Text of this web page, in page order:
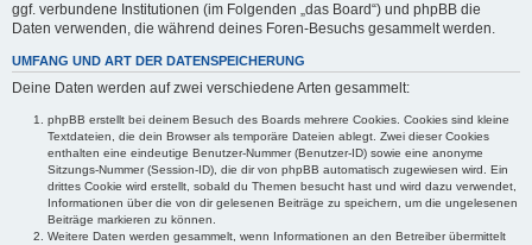
ggf. verbundene Institutionen (im Folgenden „das Board“) und phpBB die
Daten verwenden, die während deines Foren-Besuchs gesammelt werden.
UMFANG UND ART DER DATENSPEICHERUNG
Deine Daten werden auf zwei verschiedene Arten gesammelt:
phpBB erstellt bei deinem Besuch des Boards mehrere Cookies. Cookies sind kleine
Textdateien, die dein Browser als temporäre Dateien ablegt. Zwei dieser Cookies
enthalten eine eindeutige Benutzer-Nummer (Benutzer-ID) sowie eine anonyme
Sitzungs-Nummer (Session-ID), die dir von phpBB automatisch zugewiesen wird. Ein
drittes Cookie wird erstellt, sobald du Themen besucht hast und wird dazu verwendet,
Informationen über die von dir gelesenen Beiträge zu speichern, um die ungelesenen
Beiträge markieren zu können.
Weitere Daten werden gesammelt, wenn Informationen an den Betreiber übermittelt